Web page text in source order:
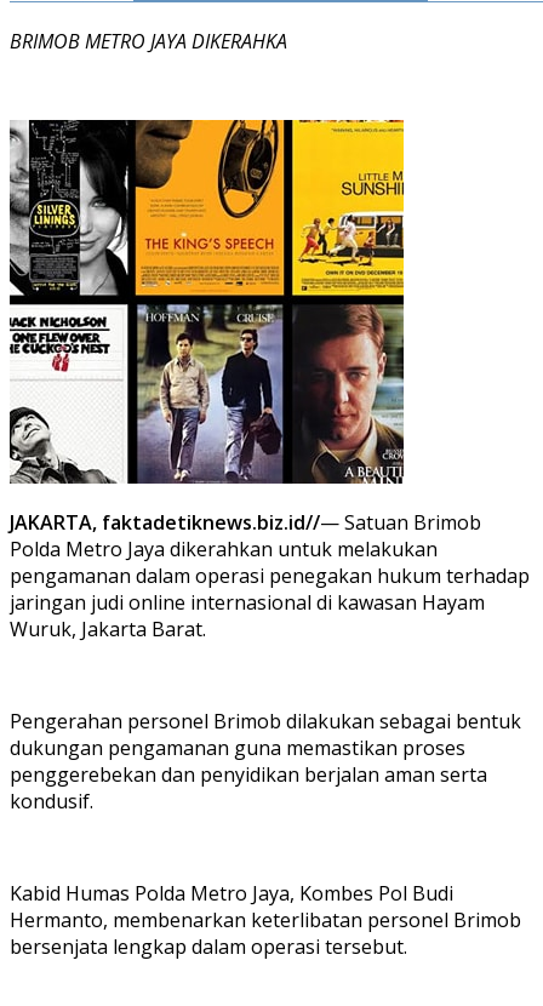
BRIMOB METRO JAYA DIKERAHKA
JAKARTA, faktadetiknews.biz.id//— Satuan Brimob
Polda Metro Jaya dikerahkan untuk melakukan
pengamanan dalam operasi penegakan hukum terhadap
jaringan judi online internasional di kawasan Hayam
Wuruk, Jakarta Barat.
Pengerahan personel Brimob dilakukan sebagai bentuk
dukungan pengamanan guna memastikan proses
penggerebekan dan penyidikan berjalan aman serta
kondusif.
Kabid Humas Polda Metro Jaya, Kombes Pol Budi
Hermanto, membenarkan keterlibatan personel Brimob
bersenjata lengkap dalam operasi tersebut.